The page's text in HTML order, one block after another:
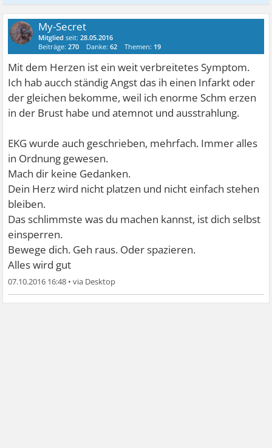
My-Secret
Mitglied seit:28.05.2016
Beiträge:270 Danke:62 Themen: 19
Mit dem Herzen ist ein weit verbreitetes Symptom.
Ich hab aucch ständig Angst das ih einen Infarkt oder
der gleichen bekomme, weil ich enorme Schm erzen
in der Brust habe und atemnot und ausstrahlung.
EKG wurde auch geschrieben, mehrfach. Immer alles
in Ordnung gewesen.
Mach dir keine Gedanken.
Dein Herz wird nicht platzen und nicht einfach stehen
bleiben.
Das schlimmste was du machen kannst, ist dich selbst
einsperren.
Bewege dich. Geh raus. Oder spazieren.
Alles wird gut
07.10.2016 16:48 •